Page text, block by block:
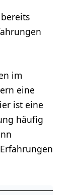
im
eine
ist eine
häufig